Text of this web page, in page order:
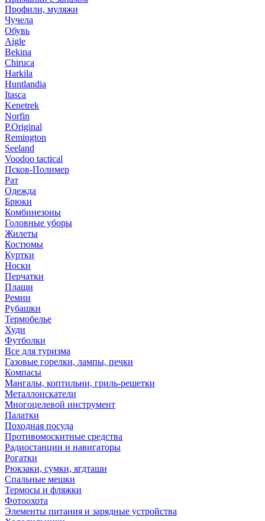
Профили, муляжи
Чучела
Обувь
Aigle
Bekina
Chiruсa
Harkila
Huntlandia
Itasca
Kenetrek
Norfin
P.Original
Remington
Seeland
Voodoo tactical
Псков-Полимер
Рат
Одежда
Брюки
Комбинезоны
Головные уборы
Жилеты
Костюмы
Куртки
Носки
Перчатки
Плащи
Ремни
Рубашки
Термобелье
Худи
Футболки
Все для туризма
Газовые горелки, лампы, печки
Компасы
Мангалы, коптильни, гриль-решетки
Металлоискатели
Многоцелевой инструмент
Палатки
Походная посуда
Противомоскитные средства
Радиостанции и навигаторы
Рогатки
Рюкзаки, сумки, ягдташи
Спальные мешки
Термосы и фляжки
Фотоохота
Элементы питания и зарядные устройства